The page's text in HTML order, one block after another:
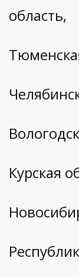
область,
Курская